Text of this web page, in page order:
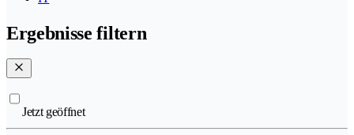
Ergebnisse filtern
Jetzt geöffnet